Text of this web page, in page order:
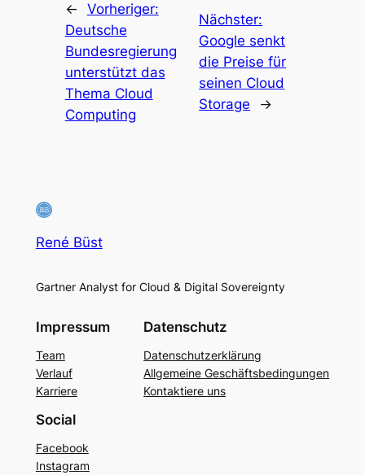
← Vorheriger:
Deutsche
Bundesregierung
unterstützt das
Thema Cloud
Computing
Nächster:
Google senkt
die Preise für
seinen Cloud
Storage
→
René Büst
Gartner Analyst for Cloud & Digital Sovereignty
Impressum
Team
Verlauf
Karriere
Datenschutz
Datenschutzerklärung
Allgemeine Geschäftsbedingungen
Kontaktiere uns
Social
Facebook
Instagram